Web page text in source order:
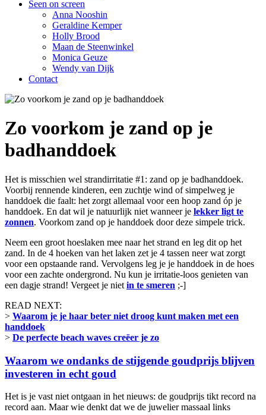
Seen on screen
Anna Nooshin
Geraldine Kemper
Holly Brood
Maan de Steenwinkel
Monica Geuze
Wendy van Dijk
Contact
Zo voorkom je zand op je
badhanddoek
Het is misschien wel strandirritatie #1: zand op je badhanddoek.
Voorbij rennende kinderen, een zuchtje wind of simpelweg je
handdoek die faalt: het zorgt allemaal voor een hoop zand óp je
handdoek. En dat wil je natuurlijk niet wanneer je lekker ligt te
zonnen. Voorkom zand op je handdoek door deze simpele trick.
Neem een groot hoeslaken mee naar het strand en leg dit op het
zand. In de 4 hoeken van het laken zet je 4 tassen neer wat zorgt
voor een opstaande rand. Vervolgens leg je je handdoek in de hoes
voor een zachte ondergrond. Nu kun je irritatie-loos genieten van
een dagje strand! Vergeet je niet in te smeren ;-]
READ NEXT:
> Waarom je je haar beter niet droog kunt maken met een
handdoek
> De perfecte beach waves creëer je zo
Waarom we ondanks de stijgende goudprijs blijven
investeren in echt goud
Het is je vast niet ontgaan in het nieuws: de goudprijs tikt record na
record aan. Maar wie denkt dat we de juwelier massaal links